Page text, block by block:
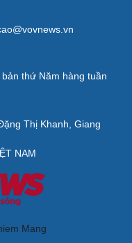
bản thứ Năm hàng tuần
Thị Khanh, Giang
NAM